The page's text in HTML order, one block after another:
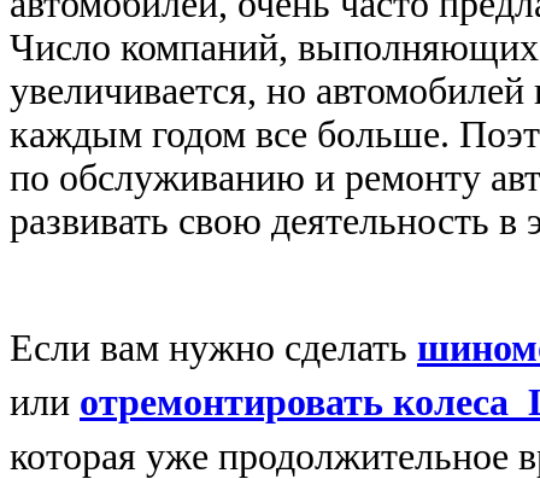
Число компаний,
увеличивается, но
каждым годом все больше.
по обслуживанию и ремонту
развивать свою деятельность в
Если вам нужно сделать
или отремонтировать колеса
которая уже продолжительное